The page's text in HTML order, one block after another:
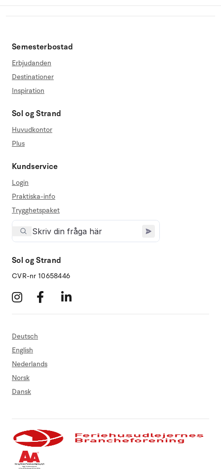
Semesterbostad
Erbjudanden
Destinationer
Inspiration
Sol og Strand
Huvudkontor
Plus
Kundservice
Login
Praktiska-info
Trygghetspaket
Sol og Strand
CVR-nr 10658446
Deutsch
English
Nederlands
Norsk
Dansk